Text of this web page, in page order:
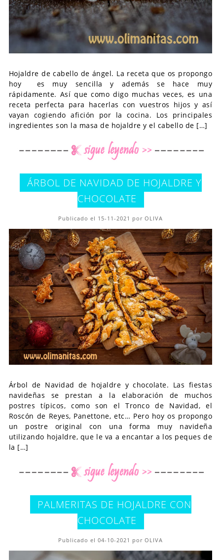
Hojaldre de cabello de ángel. La receta que os propongo
hoy es muy sencilla y además se hace muy
rápidamente. Así que como digo muchas veces, es una
receta perfecta para hacerlas con vuestros hijos y así
vayan cogiendo afición por la cocina. Los principales
ingredientes son la masa de hojaldre y el cabello de […]
ÁRBOL DE NAVIDAD DE HOJALDRE Y
CHOCOLATE
Publicado el 15-11-2021 por OLIVA
Árbol de Navidad de hojaldre y chocolate. Las fiestas
navideñas se prestan a la elaboración de muchos
postres típicos, como son el Tronco de Navidad, el
Roscón de Reyes, Panettone, etc… Pero hoy os propongo
un postre original con una forma muy navideña
utilizando hojaldre, que le va a encantar a los peques de
la […]
PALMERITAS DE HOJALDRE CON
CHOCOLATE
Publicado el 04-10-2021 por OLIVA